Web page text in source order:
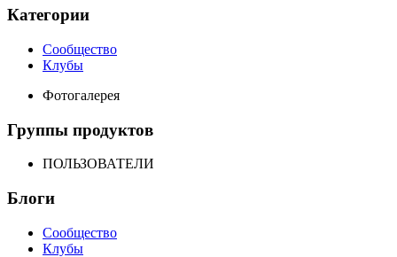
Категории
Сообщество
Клубы
Фотогалерея
Группы продуктов
ПОЛЬЗОВАТЕЛИ
Блоги
Сообщество
Клубы